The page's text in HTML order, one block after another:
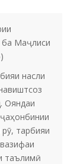
ба Маҷлиси
насли
Ояндаи
тарбияи